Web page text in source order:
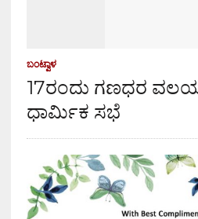
ಬಂಟ್ವಾಳ
17ರಂದು ಗಣಧರ
ಧಾರ್ಮಿಕ ಸಭೆ